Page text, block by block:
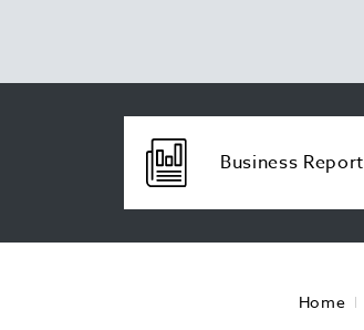
Business Report
Home